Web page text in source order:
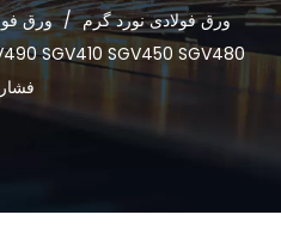
ورق فولادی نورد گرم / ورق
فشار